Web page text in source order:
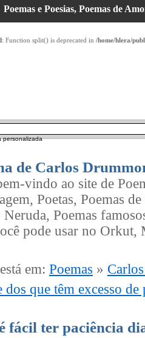
Poemas e Poesias, Poemas de
: Function split() is deprecated in /home/hlera/
personalizada
de Carlos
vindo ao site de
Poetas, Poemas
Neruda, Poemas
pode usar no
em: Poemas »
dos que têm excesso de
fácil ter paciência